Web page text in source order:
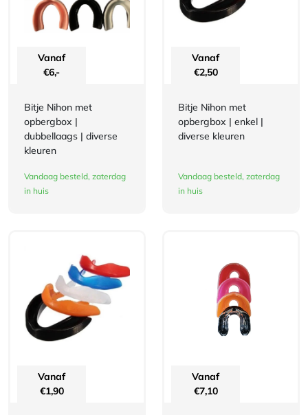
Vanaf
€6,-
Bitje Nihon met
opbergbox |
dubbellaags | diverse
kleuren
Vandaag besteld, zaterdag
in huis
Vanaf
€2,50
Bitje Nihon met
opbergbox | enkel |
diverse kleuren
Vandaag besteld, zaterdag
in huis
Vanaf
€1,90
Vanaf
€7,10